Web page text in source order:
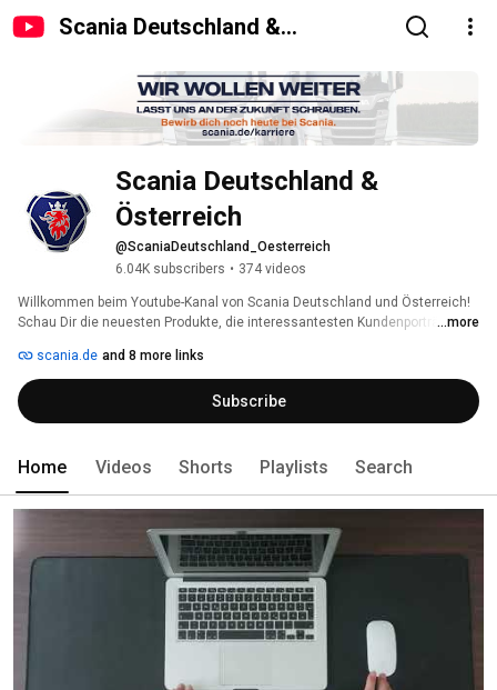
Scania Deutschland &
Scania Deutschland &
Österreich
@ScaniaDeutschland_Oesterreich
6.04K subscribers • 374 videos
Willkommen beim Youtube-Kanal von Scania Deutschland und Österreich!
Schau Dir die neuesten Produkte, die interessantesten Kundenporträts und
Österreich YouTube-Kanal an.
...more
scania.de and 8 more links
Subscribe
Home Videos Shorts Playlists Search